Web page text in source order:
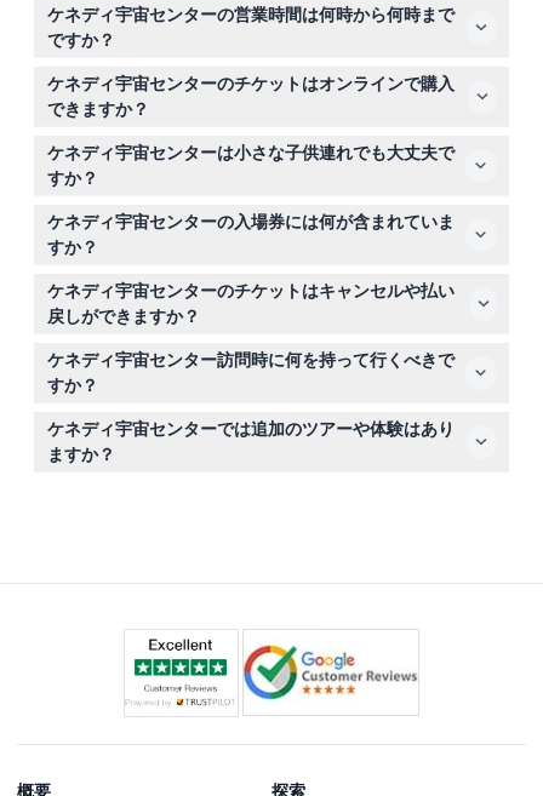
ケネディ宇宙センターの営業時間は何時から何時まで
ですか？
ケネディ宇宙センター・ビジターコンプレックスは毎日午
前9時から午後6時まで営業しており、最終入場は閉館の1
時間前です（変更の可能性があるため、ご予約時にご確認
ください）。
ケネディ宇宙センターのチケットはオンラインで購入
できますか？
はい、このウェブサイトで1日または2日間のチケットをオ
ンラインで購入でき、入場ゲートの列をスキップして直接
入場できます。
ケネディ宇宙センターは小さな子供連れでも大丈夫で
すか？
0～2歳の子供は無料で入場できますが、0～11歳の子供は
有料の大人の同伴が必要で、12歳以上は大人料金が適用さ
れます。
ケネディ宇宙センターの入場券には何が含まれていま
すか？
入場券にはゲートウェイ：ザ・ディープスペースローンチ
コンプレックス、スペースシャトル・アトランティスとシ
ャトルローンチエクスペリエンス、アポロ／サターンVセ
ンターを含むケネディ宇宙センターのバスツアー、そして
ヒーローズ＆レジェンズ展示の利用が含まれています。
ケネディ宇宙センターのチケットはキャンセルや払い
戻しができますか？
チケットは返金不可でキャンセルもできませんので、ご予
約前に予定を十分ご確認ください。
ケネディ宇宙センター訪問時に何を持って行くべきで
すか？
快適な歩きやすい靴、帽子や日焼け止めなどの日焼け対
策、展示やロケットの素晴らしい写真を撮るためのカメラ
をお持ちください。
ケネディ宇宙センターでは追加のツアーや体験はあり
ますか？
概要 探索